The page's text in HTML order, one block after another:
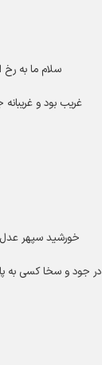
سلام ما به رخ
غریب بود و
خورشید سپهر
در جود و سخا کسی به